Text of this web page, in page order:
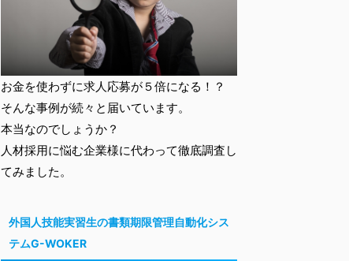
お金を使わずに求人応募が５倍になる！？
そんな事例が続々と届いています。
本当なのでしょうか？
人材採用に悩む企業様に代わって徹底調査し
てみました。
外国人技能実習生の書類期限管理自動化シス
テムG-WOKER